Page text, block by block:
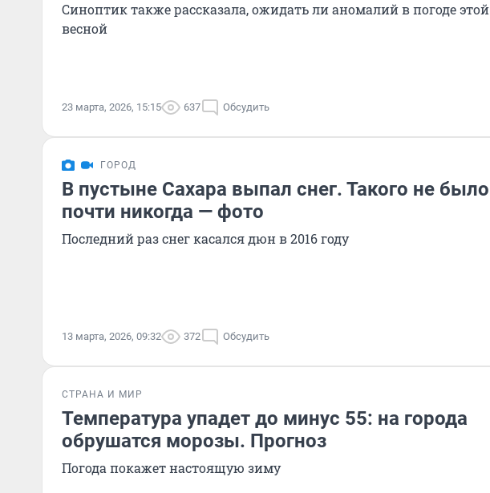
Синоптик также рассказала, ожидать ли аномалий в погоде этой
весной
23 марта, 2026, 15:15 637 Обсудить
ГОРОД
В пустыне Сахара выпал снег. Такого не было
почти никогда — фото
Последний раз снег касался дюн в 2016 году
13 марта, 2026, 09:32 372 Обсудить
СТРАНА И МИР
Температура упадет до минус 55: на города
обрушатся морозы. Прогноз
Погода покажет настоящую зиму